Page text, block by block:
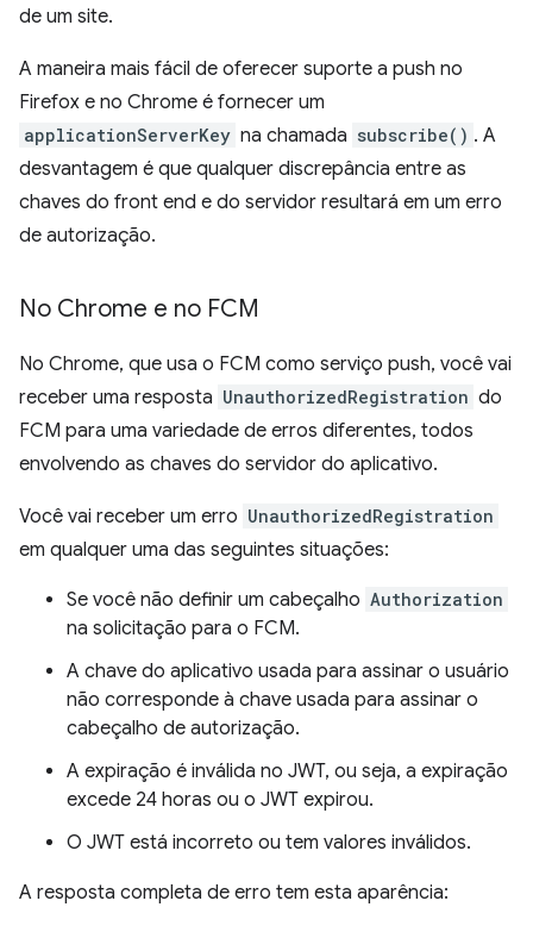
de um site.
A maneira mais fácil de oferecer suporte a push no
Firefox e no Chrome é fornecer um
applicationServerKey na chamada subscribe() . A
desvantagem é que qualquer discrepância entre as
chaves do front end e do servidor resultará em um erro
de autorização.
No Chrome e no FCM
No Chrome, que usa o FCM como serviço push, você vai
receber uma resposta UnauthorizedRegistration do
FCM para uma variedade de erros diferentes, todos
envolvendo as chaves do servidor do aplicativo.
Você vai receber um erro UnauthorizedRegistration
em qualquer uma das seguintes situações:
Se você não definir um cabeçalho Authorization
na solicitação para o FCM.
A chave do aplicativo usada para assinar o usuário
não corresponde à chave usada para assinar o
cabeçalho de autorização.
A expiração é inválida no JWT, ou seja, a expiração
excede 24 horas ou o JWT expirou.
O JWT está incorreto ou tem valores inválidos.
A resposta completa de erro tem esta aparência: